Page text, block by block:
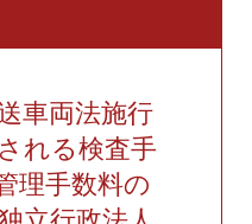
車両法施行
れる検査手
理手数料の